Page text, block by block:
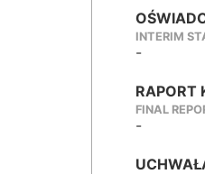
INTERIM
-
RAPORT
FINAL
-